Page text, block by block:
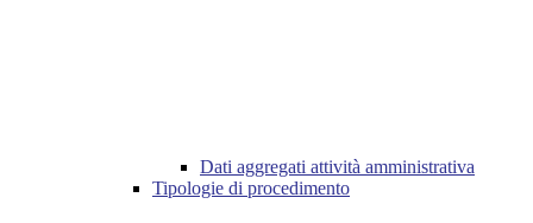
Dati aggregati attività amministrativa
Tipologie di procedimento